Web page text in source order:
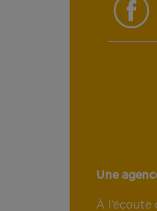
Une
À l’écoute